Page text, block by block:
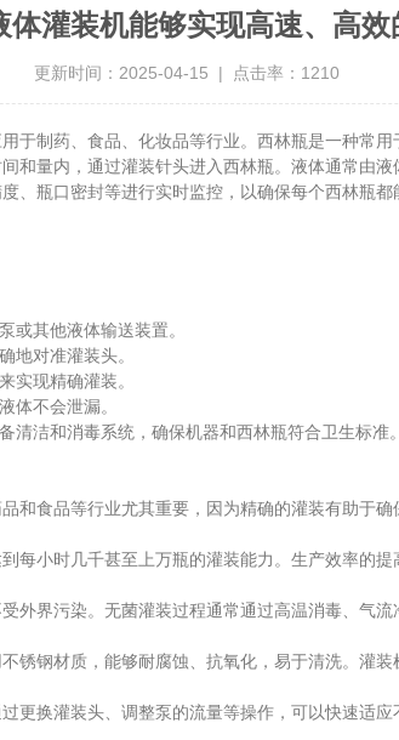
体灌装机能够实现高速、高效
更新时间：2025-04-15 | 点击率：1210
制药、食品、化妆品等行业。西林瓶是一种常用
和量内，通过灌装针头进入西林瓶。液体通常由
瓶口密封等进行实时监控，以确保每个西林瓶都
其他液体输送装置。
对准灌装头。
现精确灌装。
不会泄漏。
洁和消毒系统，确保机器和西林瓶符合卫生标准。
食品等行业尤其重要，因为精确的灌装有助于确
小时几千甚至上万瓶的灌装能力。生产效率的提
界污染。无菌灌装过程通常通过高温消毒、气流
钢材质，能够耐腐蚀、抗氧化，易于清洗。灌装
换灌装头、调整泵的流量等操作，可以快速适应